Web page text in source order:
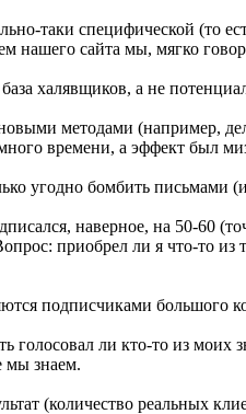
таки специфической
нашего сайта мы, мягко
база халявщиков, а не
методами (например,
времени, а эффект был
угодно бомбить письмами
наверное, на 50-60
приобрел ли я что-то
подписчиками большого
голосовал ли кто-то из
мы знаем.
(количество реальных